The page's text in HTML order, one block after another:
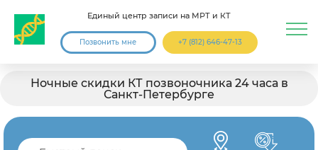
Единый центр записи на МРТ и КТ
Позвонить мне +7 (812) 646-47-13
Ночные скидки КТ позвоночника 24 часа в
Санкт-Петербурге